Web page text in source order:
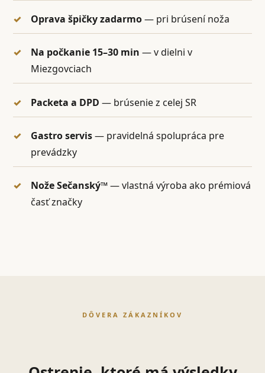
Oprava špičky zadarmo— pri brúsení noža
Na počkanie 15–30 min — v dielni v
Miezgovciach
Packeta a DPD — brúsenie z celej SR
Gastro servis— pravidelná spolupráca pre
prevádzky
Nože Sečanský™— vlastná výroba ako prémiová
časť značky
DÔVERA ZÁKAZNÍKOV